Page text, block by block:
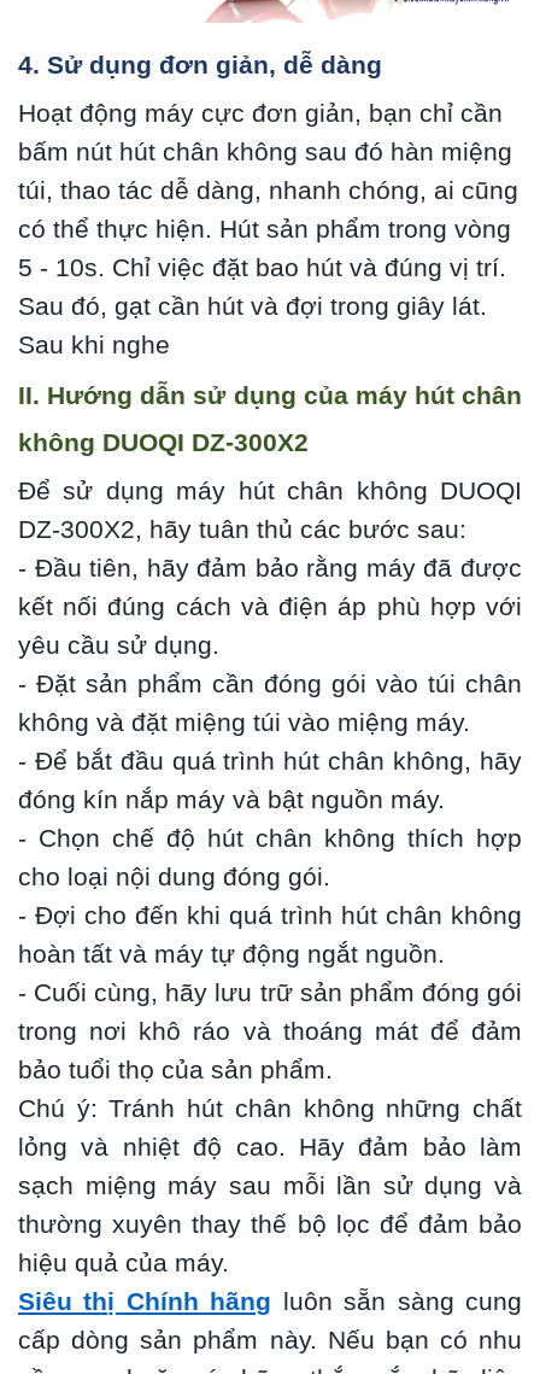
4. Sử dụng đơn giản, dễ dàng
Hoạt động máy cực đơn giản, bạn chỉ cần
bấm nút hút chân không sau đó hàn miệng
túi, thao tác dễ dàng, nhanh chóng, ai cũng
có thể thực hiện. Hút sản phẩm trong vòng
5 - 10s. Chỉ việc đặt bao hút và đúng vị trí.
Sau đó, gạt cần hút và đợi trong giây lát.
Sau khi nghe
II. Hướng dẫn sử dụng của máy hút chân
không DUOQI DZ-300X2
Để sử dụng máy hút chân không DUOQI
DZ-300X2, hãy tuân thủ các bước sau:
- Đầu tiên, hãy đảm bảo rằng máy đã được
kết nối đúng cách và điện áp phù hợp với
yêu cầu sử dụng.
- Đặt sản phẩm cần đóng gói vào túi chân
không và đặt miệng túi vào miệng máy.
- Để bắt đầu quá trình hút chân không, hãy
đóng kín nắp máy và bật nguồn máy.
- Chọn chế độ hút chân không thích hợp
cho loại nội dung đóng gói.
- Đợi cho đến khi quá trình hút chân không
hoàn tất và máy tự động ngắt nguồn.
- Cuối cùng, hãy lưu trữ sản phẩm đóng gói
trong nơi khô ráo và thoáng mát để đảm
bảo tuổi thọ của sản phẩm.
Chú ý: Tránh hút chân không những chất
lỏng và nhiệt độ cao. Hãy đảm bảo làm
sạch miệng máy sau mỗi lần sử dụng và
thường xuyên thay thế bộ lọc để đảm bảo
hiệu quả của máy.
Siêu thị Chính hãng luôn sẵn sàng cung
cấp dòng sản phẩm này. Nếu bạn có nhu